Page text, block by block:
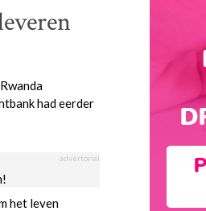
had eerder
advertorial
het leven